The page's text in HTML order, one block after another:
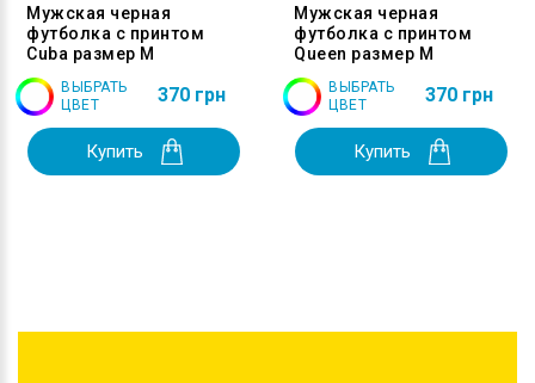
Мужская черная
футболка с принтом
Cuba размер M
ВЫБРАТЬ
ЦВЕТ
370 грн
Купить
Мужская черная
футболка с принтом
Queen размер M
ВЫБРАТЬ
ЦВЕТ
370 грн
Купить